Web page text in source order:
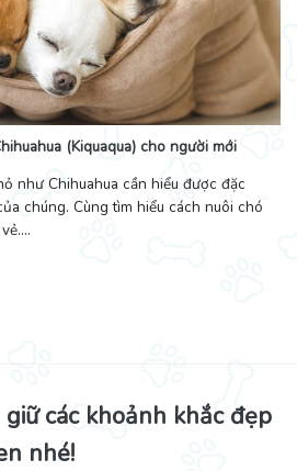
(Kiquaqua) cho người mới
như Chihuahua cần hiểu được đặc
chúng. Cùng tìm hiểu cách nuôi chó
các khoảnh khắc đẹp
nhé!